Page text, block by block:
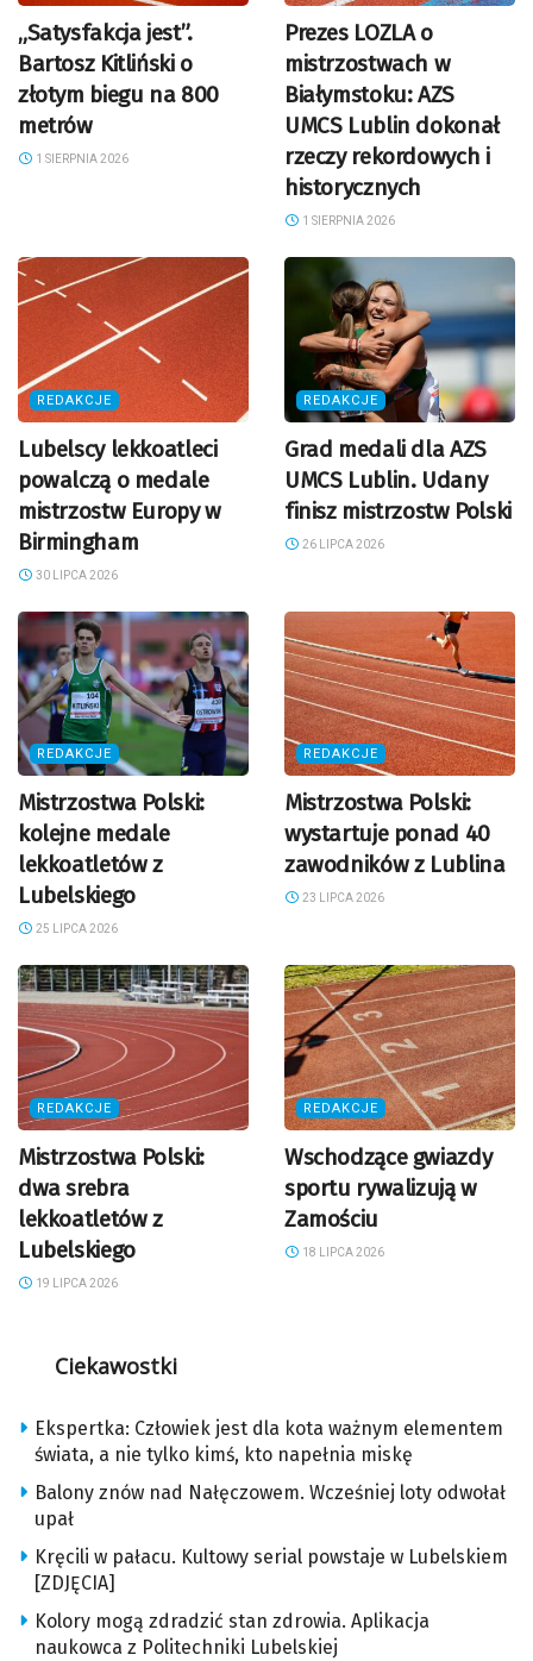
„Satysfakcja jest”.
Bartosz Kitliński o
złotym biegu na 800
metrów
1 SIERPNIA 2026
Prezes LOZLA o
mistrzostwach w
Białymstoku: AZS
UMCS Lublin dokonał
rzeczy rekordowych i
historycznych
1 SIERPNIA 2026
REDAKCJE
Lubelscy lekkoatleci
powalczą o medale
mistrzostw Europy w
Birmingham
30 LIPCA 2026
REDAKCJE
Grad medali dla AZS
UMCS Lublin. Udany
finisz mistrzostw Polski
26 LIPCA 2026
REDAKCJE
Mistrzostwa Polski:
kolejne medale
lekkoatletów z
Lubelskiego
25 LIPCA 2026
REDAKCJE
Mistrzostwa Polski:
wystartuje ponad 40
zawodników z Lublina
23 LIPCA 2026
REDAKCJE
Mistrzostwa Polski:
dwa srebra
lekkoatletów z
Lubelskiego
19 LIPCA 2026
REDAKCJE
Wschodzące gwiazdy
sportu rywalizują w
Zamościu
18 LIPCA 2026
Ciekawostki
Ekspertka: Człowiek jest dla kota ważnym elementem
świata, a nie tylko kimś, kto napełnia miskę
Balony znów nad Nałęczowem. Wcześniej loty odwołał
upał
Kręcili w pałacu. Kultowy serial powstaje w Lubelskiem
[ZDJĘCIA]
Kolory mogą zdradzić stan zdrowia. Aplikacja
naukowca z Politechniki Lubelskiej